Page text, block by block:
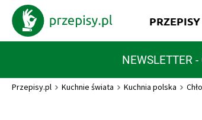
NEWSLETTER
PRZEPISY
Przepisy.pl Kuchnie świata Kuchnia polska